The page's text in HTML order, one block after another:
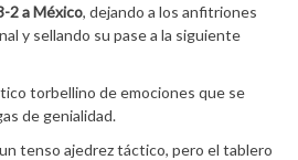
2 a México, dejando a los anfitriones
y sellando su pase a la siguiente
torbellino de emociones que se
de genialidad.
tenso ajedrez táctico, pero el tablero